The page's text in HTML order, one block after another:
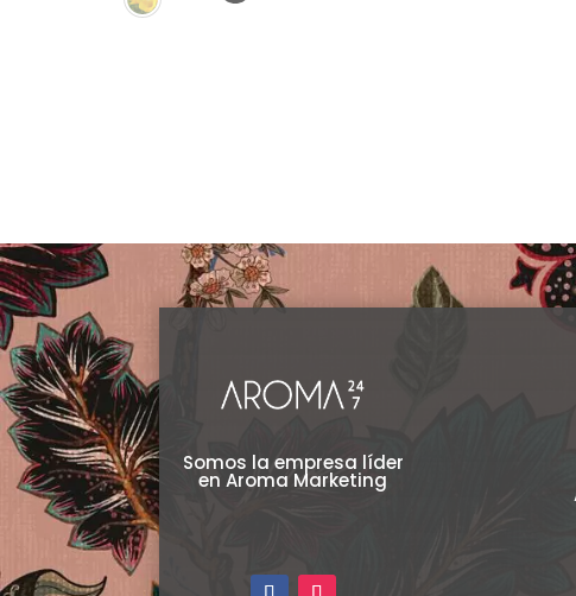
pueden
Somos la empresa líder
en Aroma Marketing